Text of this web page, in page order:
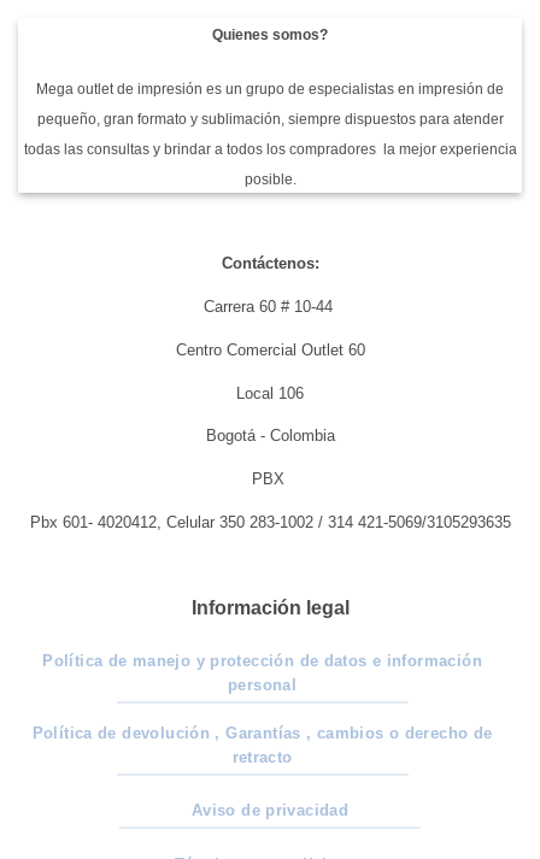
Quienes somos?
Mega outlet de impresión es un grupo de especialistas en impresión de
pequeño, gran formato y sublimación, siempre dispuestos para atender
todas las consultas y brindar a todos los compradores la mejor experiencia
posible.
Contáctenos:
Carrera 60 # 10-44
Centro Comercial Outlet 60
Local 106
Bogotá - Colombia
PBX
Pbx 601- 4020412, Celular 350 283-1002 / 314 421-5069/3105293635
Información legal
Política de manejo y protección de datos e información
personal
Política de devolución , Garantías , cambios o derecho de
retracto
Aviso de privacidad